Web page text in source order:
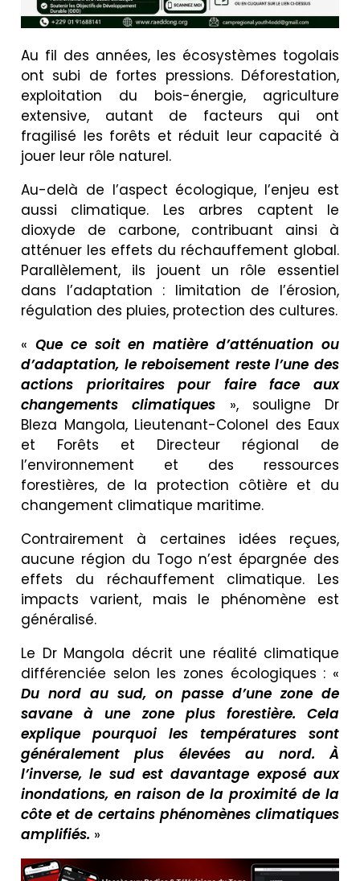
Au fil des années, les écosystèmes togolais
ont subi de fortes pressions. Déforestation,
exploitation du bois-énergie, agriculture
extensive, autant de facteurs qui ont
fragilisé les forêts et réduit leur capacité à
jouer leur rôle naturel.
Au-delà de l’aspect écologique, l’enjeu est
aussi climatique. Les arbres captent le
dioxyde de carbone, contribuant ainsi à
atténuer les effets du réchauffement global.
Parallèlement, ils jouent un rôle essentiel
dans l’adaptation : limitation de l’érosion,
régulation des pluies, protection des cultures.
« Que ce soit en matière d’atténuation ou
d’adaptation, le reboisement reste l’une des
actions prioritaires pour faire face aux
changements climatiques », souligne Dr
Bleza Mangola, Lieutenant-Colonel des Eaux
et Forêts et Directeur régional de
l’environnement et des ressources
forestières, de la protection côtière et du
changement climatique maritime.
Contrairement à certaines idées reçues,
aucune région du Togo n’est épargnée des
effets du réchauffement climatique. Les
impacts varient, mais le phénomène est
généralisé.
Le Dr Mangola décrit une réalité climatique
différenciée selon les zones écologiques : «
Du nord au sud, on passe d’une zone de
savane à une zone plus forestière. Cela
explique pourquoi les températures sont
généralement plus élevées au nord. À
l’inverse, le sud est davantage exposé aux
inondations, en raison de la proximité de la
côte et de certains phénomènes climatiques
amplifiés. »